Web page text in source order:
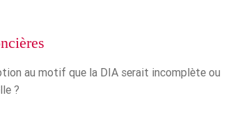
au motif que la DIA serait incomplète ou
?